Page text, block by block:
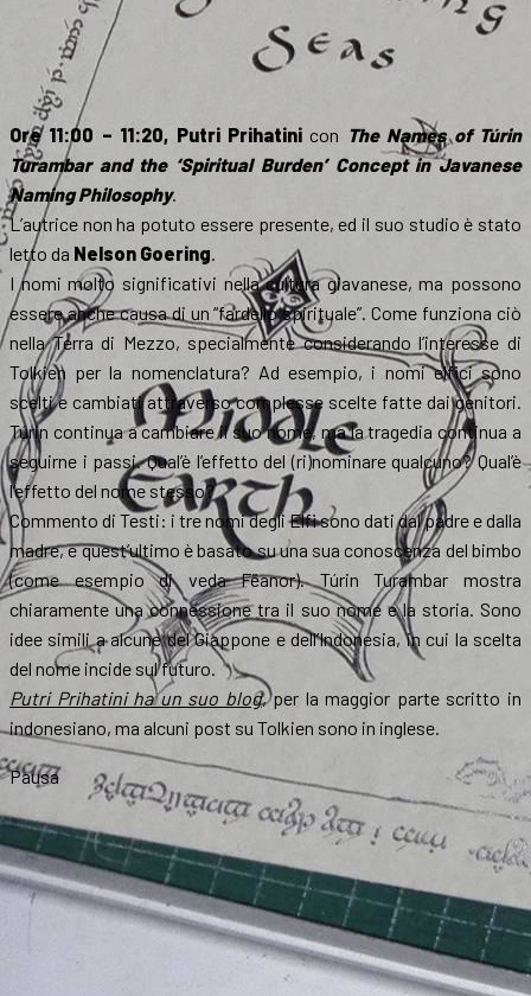
Ore 11:00 – 11:20, Putri Prihatini con The Names of Túrin
Turambar and the ‘Spiritual Burden’ Concept in Javanese
Naming Philosophy.
L’autrice non ha potuto essere presente, ed il suo studio è stato
letto da Nelson Goering.
I nomi molto significativi nella cultura giavanese, ma possono
essere anche causa di un “fardello spirituale”. Come funziona ciò
nella Terra di Mezzo, specialmente considerando l’interesse di
Tolkien per la nomenclatura? Ad esempio, i nomi elfici sono
scelti e cambiati attraverso complesse scelte fatte dai genitori.
Túrin continua a cambiare il suo nome, ma la tragedia continua a
seguirne i passi. Qual’è l’effetto del (ri)nominare qualcuno? Qual’è
l’effetto del nome stesso?
Commento di Testi: i tre nomi degli Elfi sono dati dal padre e dalla
madre, e quest’ultimo è basato su una sua conoscenza del bimbo
(come esempio di veda Fëanor). Túrin Turambar mostra
chiaramente una connessione tra il suo nome e la storia. Sono
idee simili a alcune del Giappone e dell’Indonesia, in cui la scelta
del nome incide sul futuro.
Putri Prihatini ha un suo blog, per la maggior parte scritto in
indonesiano, ma alcuni post su Tolkien sono in inglese.
Pausa